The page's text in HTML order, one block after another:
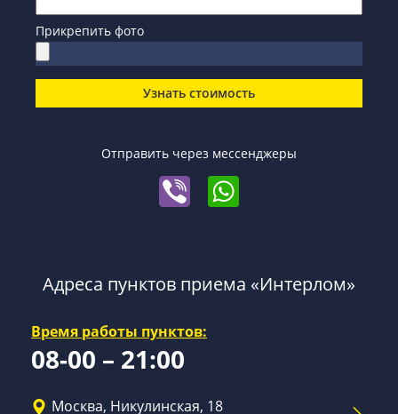
Прикрепить фото
Узнать стоимость
Отправить через мессенджеры
Адреса пунктов приема «Интерлом»
Время работы пунктов:
08-00 – 21:00
Москва, Никулинская, 18